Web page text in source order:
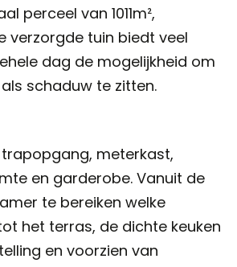
perceel van 1011m²,
verzorgde tuin biedt veel
dag de mogelijkheid om
schaduw te zitten.
meterkast,
en garderobe. Vanuit de
te bereiken welke
het terras, de dichte keuken
en voorzien van